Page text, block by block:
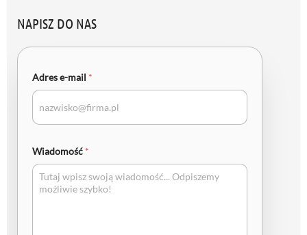
NAPISZ DO NAS
Adres e-mail *
Wiadomość *